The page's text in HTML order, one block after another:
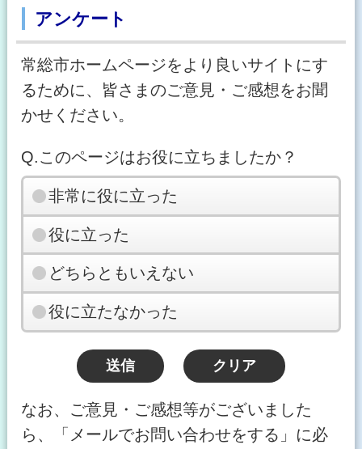
アンケート
常総市ホームページをより良いサイトにす
るために、皆さまのご意見・ご感想をお聞
かせください。
Q.このページはお役に立ちましたか？
非常に役に立った
役に立った
どちらともいえない
役に立たなかった
なお、ご意見・ご感想等がございました
ら、「メールでお問い合わせをする」に必